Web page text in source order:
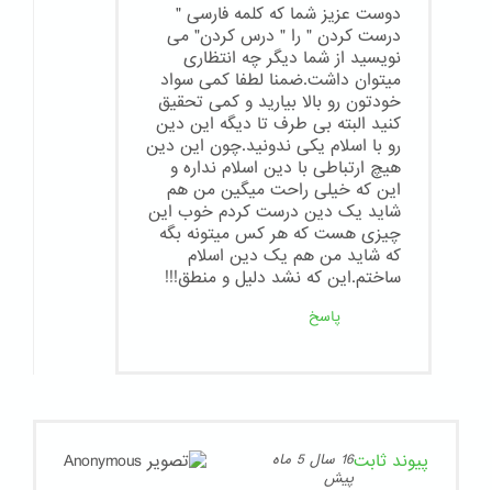
دوست عزیز شما که کلمه فارسی "
درست کردن " را " درس کردن" می
نویسید از شما دیگر چه انتظاری
میتوان داشت.ضمنا لطفا کمی سواد
خودتون رو بالا بیارید و کمی تحقیق
کنید البته بی طرف تا دیگه این دین
رو با اسلام یکی ندونید.چون این دین
هیچ ارتباطی با دین اسلام نداره و
این که خیلی راحت میگین من هم
شاید یک دین درست کردم خوب این
چیزی هست که هر کس میتونه بگه
که شاید من هم یک دین اسلام
ساختم.این که نشد دلیل و منطق!!!
پاسخ
پیوند ثابت
16 سال 5 ماه
پیش